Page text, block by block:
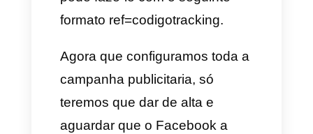
ter que ir para nossa conta
esses passos:
1) A primeira coisa é eleger o